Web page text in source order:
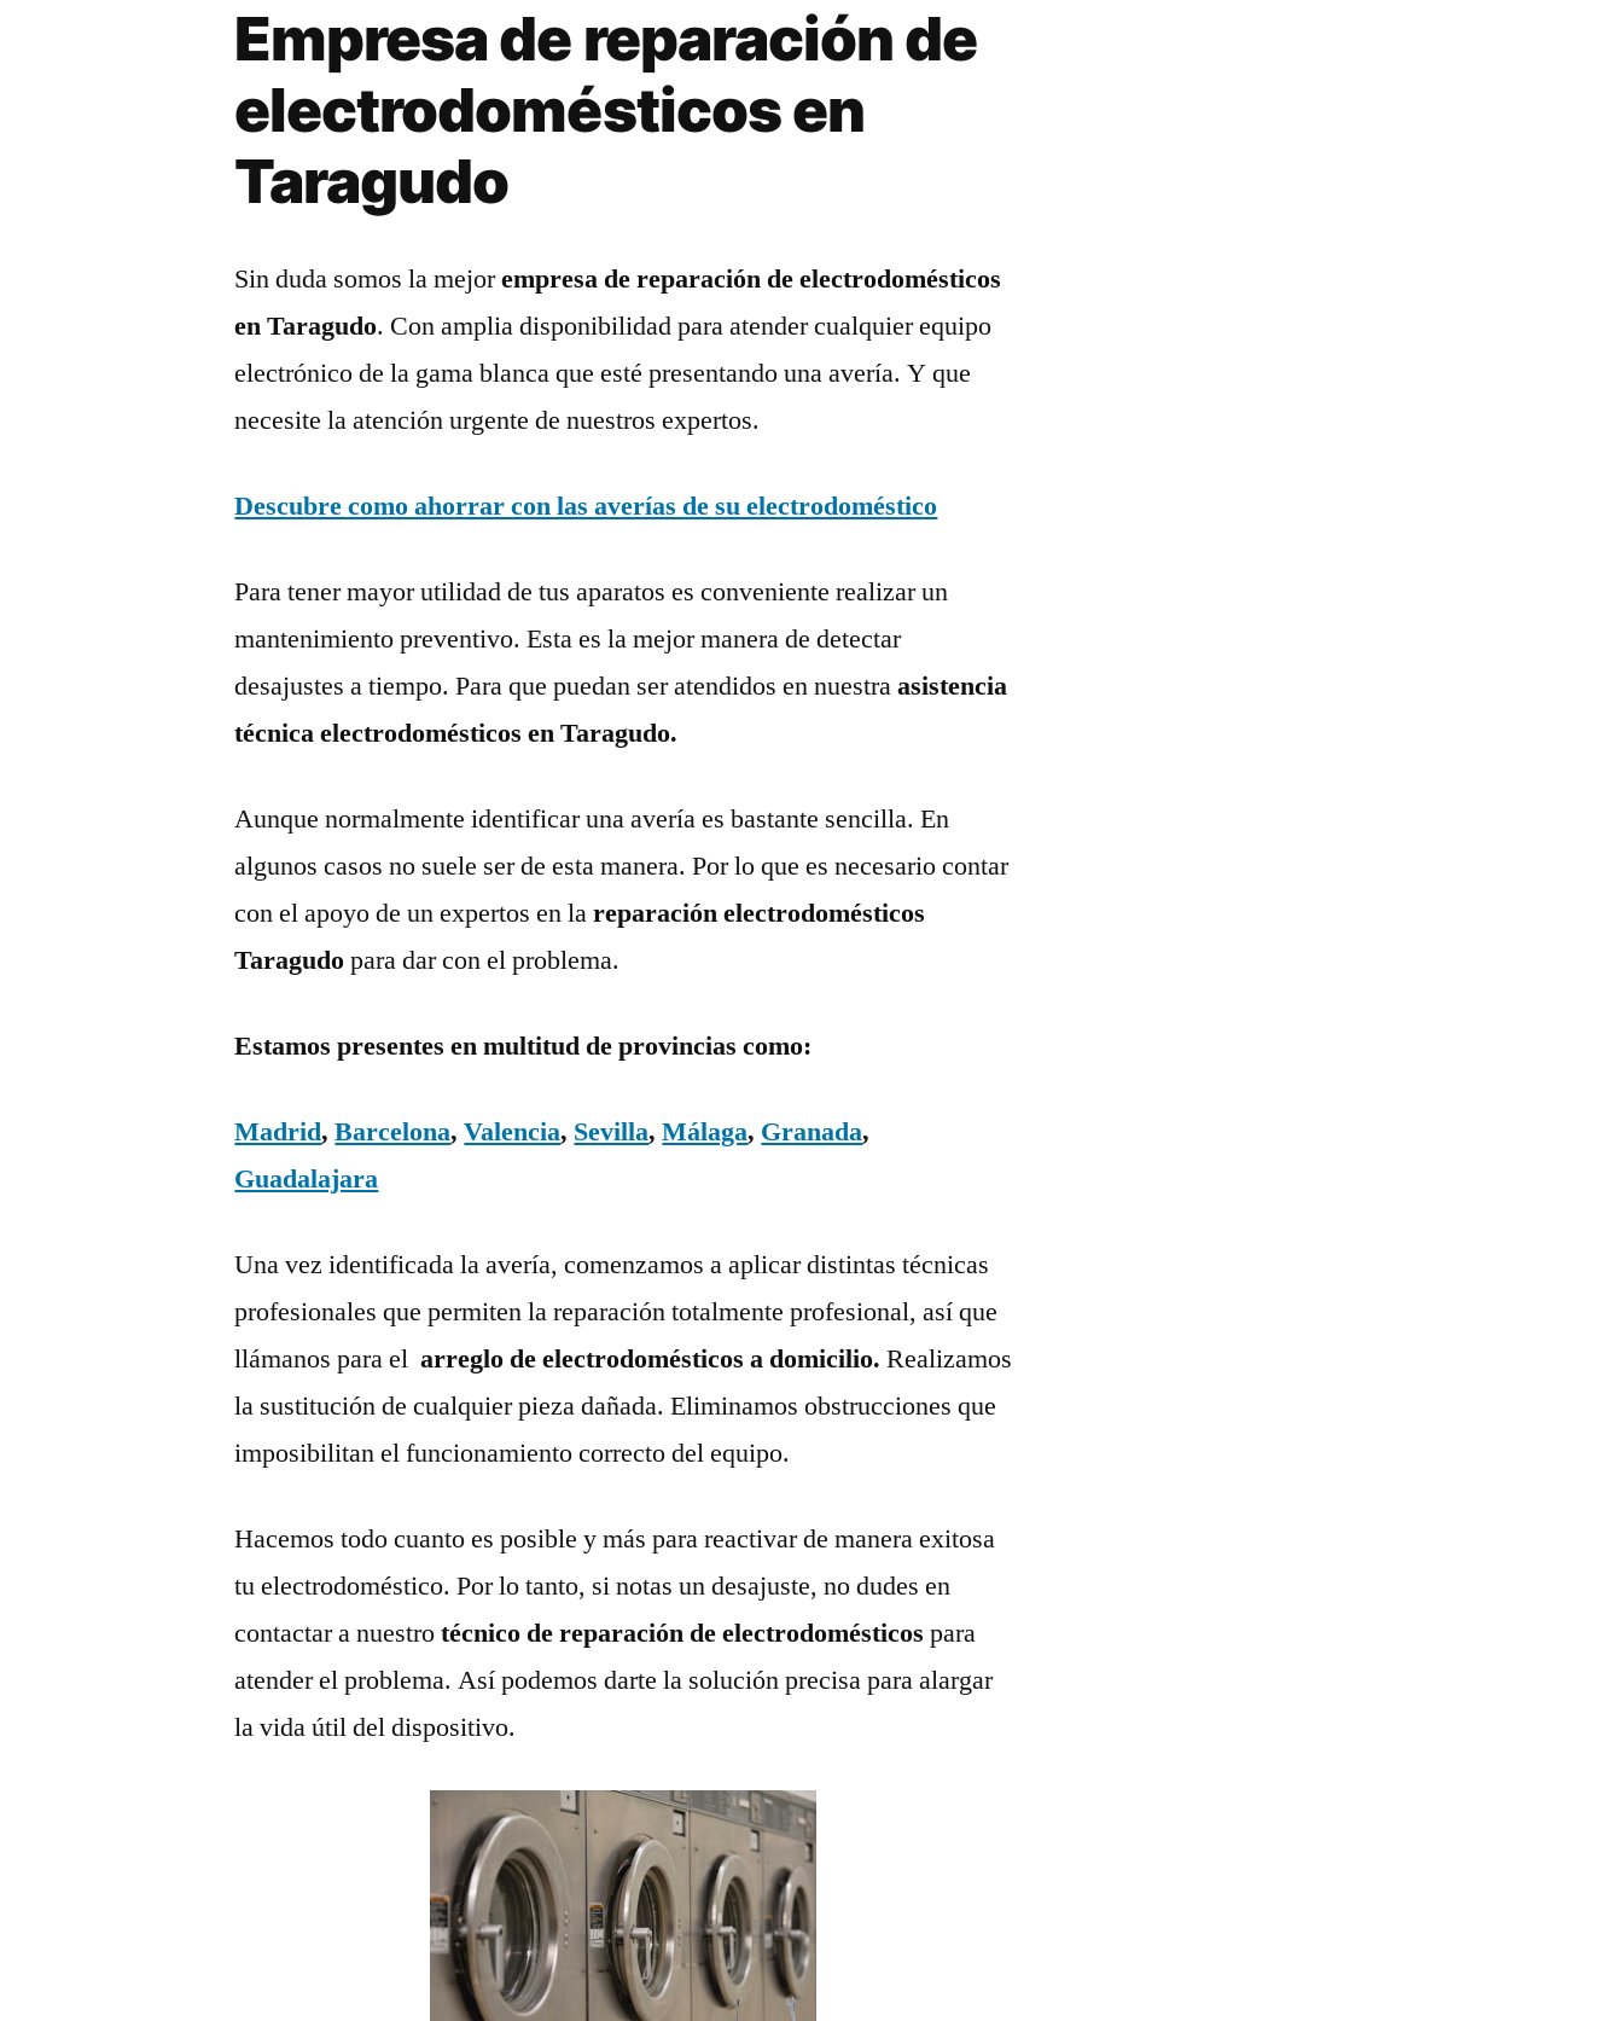
Empresa de reparación de
electrodomésticos en
Taragudo
Sin duda somos la mejorempresa de reparación de electrodomésticos
en Taragudo. Con amplia disponibilidad para atender cualquier equipo
electrónico de la gama blanca que esté presentando una avería. Y que
necesite la atención urgente de nuestros expertos.
Descubre como ahorrar con las averías de su electrodoméstico
Para tener mayor utilidad de tus aparatos es conveniente realizar un
mantenimiento preventivo. Esta es la mejor manera de detectar
desajustes a tiempo. Para que puedan ser atendidos en nuestraasistencia
técnica electrodomésticos en Taragudo.
Aunque normalmente identificar una avería es bastante sencilla. En
algunos casos no suele ser de esta manera. Por lo que es necesario contar
con el apoyo de un expertos en lareparación electrodomésticos
Taragudopara dar con el problema.
Estamos presentes en multitud de provincias como:
Madrid,Barcelona,Valencia, Sevilla,Málaga, Granada,
Guadalajara
Una vez identificada la avería, comenzamos a aplicar distintas técnicas
profesionales que permiten la reparación totalmente profesional, así que
llámanos para el arreglo de electrodomésticos a domicilio.Realizamos
la sustitución de cualquier pieza dañada. Eliminamos obstrucciones que
imposibilitan el funcionamiento correcto del equipo.
Hacemos todo cuanto es posible y más para reactivar de manera exitosa
tu electrodoméstico. Por lo tanto, si notas un desajuste, no dudes en
contactar a nuestrotécnico de reparación de electrodomésticospara
atender el problema. Así podemos darte la solución precisa para alargar
la vida útil del dispositivo.